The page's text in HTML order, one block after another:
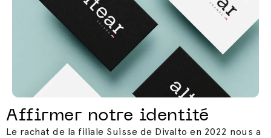
Affirmer notre identité
Le rachat de la filiale Suisse de Divalto en 2022 nous a